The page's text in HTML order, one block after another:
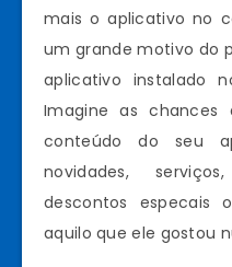
mais o aplicativo no
um grande motivo do
aplicativo instalado
Imagine as
conteúdo do seu
novidades,
descontos especais
aquilo que ele gostou